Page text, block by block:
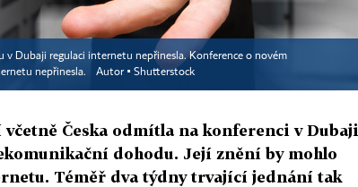
v Dubaji regulaci internetu nepřinesla. Konference o novém
nepřinesla.
Autor ▪ Shutterstock
Česka odmítla na konferenci v Dubaji
dohodu. Její znění by mohlo
Téměř dva týdny trvající jednání tak